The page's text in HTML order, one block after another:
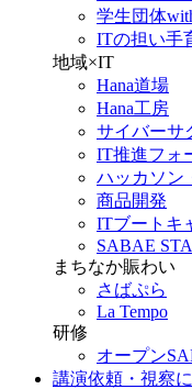
学生団体
ITの担い手
地域×IT
Hana道場
Hana工房
サイバーサ
IT推進フォ
ハッカソン
商品開発
ITブートキ
SABAE
まちなか賑わい
さばぷら
La Tempo
研修
オープン
講演依頼・視察